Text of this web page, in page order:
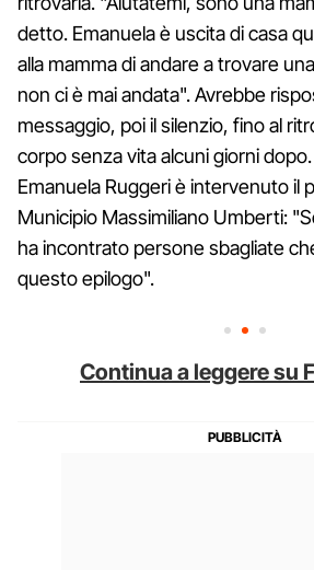
detto. Emanuela è uscita di casa
alla mamma di andare a trovare
non ci è mai andata". Avrebbe
messaggio, poi il silenzio, fino al
corpo senza vita alcuni giorni
Emanuela Ruggeri è intervenuto il
Municipio Massimiliano Umberti:
ha incontrato persone sbagliate
questo epilogo".
Continua a leggere su